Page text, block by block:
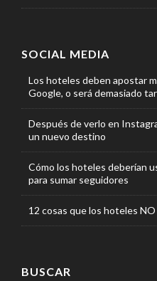
SOCIAL MEDIA
Los hoteles deben apostar
Google, o será demasiado
Después de verlo en
un nuevo destino
Cómo los hoteles deberían
para sumar seguidores
12 cosas que los hoteles
BUSCAR